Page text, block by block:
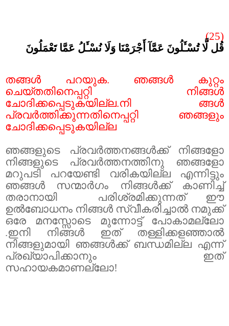
(25)
قُل لَّا تُسْـَٔلُونَ عَمَّآ أَجْرَمْنَا وَلَا نُسْـَٔلُ عَمَّا تَعْمَلُونَ
തങ്ങൾ പറയുക. ഞങ്ങൾ കുറ്റം
ചെയ്തതിനെപ്പറ്റി നിങ്ങൾ
ചോദിക്കപ്പെടുകയില്ല.നി ങ്ങൾ
പ്രവർത്തിക്കുന്നതിനെപ്പറ്റി ഞങ്ങളും
ചോദിക്കപ്പെടുകയില്ല
ഞങ്ങളുടെ പ്രവർത്തനങ്ങൾക്ക് നിങ്ങളോ
നിങ്ങളുടെ പ്രവർത്തനത്തിനു ഞങ്ങളോ
മറുപടി പറയേണ്ടി വരികയില്ല എന്നിട്ടും
ഞങ്ങൾ സന്മാർഗം നിങ്ങൾക്ക് കാണിച്ച്
തരാനായി
പരിശ്രമിക്കുന്നത് ഈ
ഉൽബോധനം നിങ്ങൾ സ്വീകരിച്ചാൽ നമുക്ക്
ഒരേ മനസ്സോടെ മുന്നോട്ട് പോകാമല്ലോ
.ഇനി നിങ്ങൾ ഇത് തള്ളിക്കളഞ്ഞാൽ
നിങ്ങളുമായി ഞങ്ങൾക്ക് ബന്ധമില്ല എന്ന്
പ്രഖ്യാപിക്കാനും ഇത്
സഹായകമാണല്ലോ!